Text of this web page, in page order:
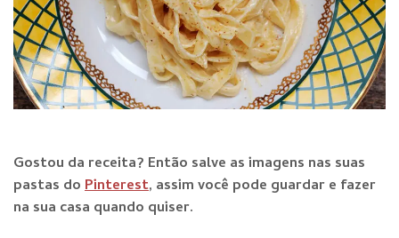
Gostou da receita? Então salve as imagens nas suas
pastas doPinterest, assim você pode guardar e fazer
na sua casa quando quiser.